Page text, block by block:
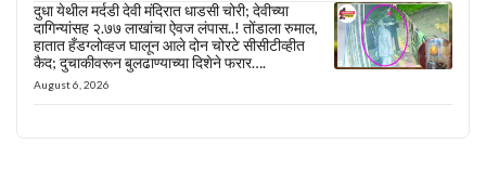
दुधा येथील मर्दडी देवी मंदिरात धाडसी चोरी; देवीच्या
दागिन्यांसह २.७७ लाखांचा ऐवज लंपास..! तोंडाला रुमाल,
हातात हँडग्लोव्हज घालून आले दोन चोरटे सीसीटीव्हीत
कैद; दुचाकीवरून बुलढाण्याच्या दिशेने फरार….
August 6, 2026